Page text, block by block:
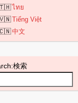
ไทย
Tiếng Việt
中文
検索